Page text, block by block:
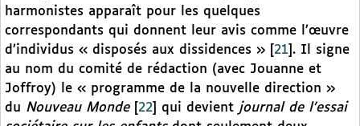
harmonistes apparaît pour les quelques
correspondants qui donnent leur avis comme l’œuvre
d’individus « disposés aux dissidences »
21 . Il signe
au nom du comité de rédaction (avec Jouanne et
Joffroy) le « programme de la nouvelle direction »
du Nouveau Monde[ 22 qui devient journal de l’essai